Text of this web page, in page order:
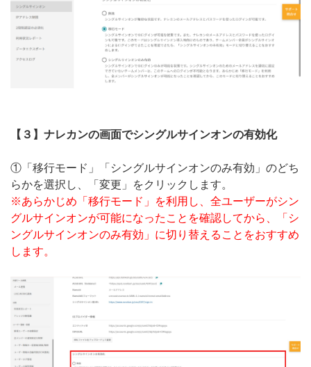
【３】ナレカンの画面でシングルサインオンの有効化
①「移行モード」「シングルサインオンのみ有効」のどち
らかを選択し、「変更」をクリックします。
※あらかじめ「移行モード」を利用し、全ユーザーがシン
グルサインオンが可能になったことを確認してから、「シ
ングルサインオンのみ有効」に切り替えることをおすすめ
します。